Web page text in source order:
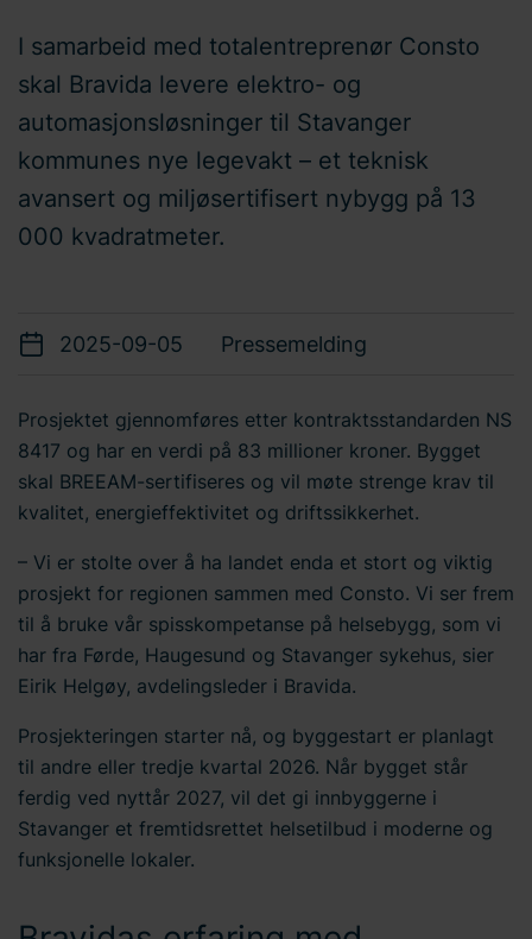
I samarbeid med totalentreprenør Consto
skal Bravida levere elektro- og
automasjonsløsninger til Stavanger
kommunes nye legevakt – et teknisk
avansert og miljøsertifisert nybygg på 13
000 kvadratmeter.
2025-09-05 Pressemelding
Prosjektet gjennomføres etter kontraktsstandarden NS
8417 og har en verdi på 83 millioner kroner. Bygget
skal BREEAM-sertifiseres og vil møte strenge krav til
kvalitet, energieffektivitet og driftssikkerhet.
– Vi er stolte over å ha landet enda et stort og viktig
prosjekt for regionen sammen med Consto. Vi ser frem
til å bruke vår spisskompetanse på helsebygg, som vi
har fra Førde, Haugesund og Stavanger sykehus, sier
Eirik Helgøy, avdelingsleder i Bravida.
Prosjekteringen starter nå, og byggestart er planlagt
til andre eller tredje kvartal 2026. Når bygget står
ferdig ved nyttår 2027, vil det gi innbyggerne i
Stavanger et fremtidsrettet helsetilbud i moderne og
funksjonelle lokaler.